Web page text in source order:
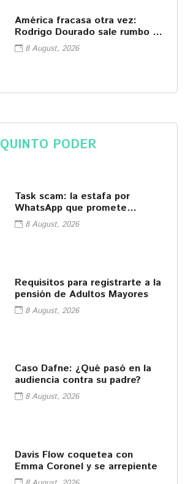
América fracasa otra vez:
Rodrigo Dourado sale rumbo a
Juárez
8 August, 2026
QUINTO PODER
Task scam: la estafa por
WhatsApp que promete
empleos fáciles
8 August, 2026
Requisitos para registrarte a la
pensión de Adultos Mayores
8 August, 2026
Caso Dafne: ¿Qué pasó en la
audiencia contra su padre?
8 August, 2026
Davis Flow coquetea con
Emma Coronel y se arrepiente